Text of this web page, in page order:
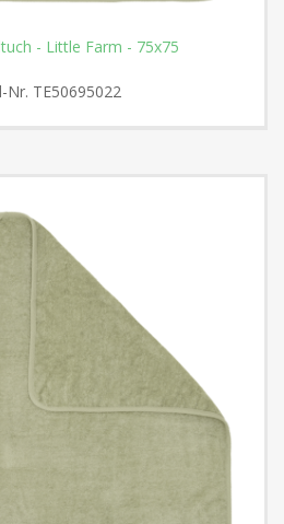
- Little Farm - 75x75
Nr. TE50695022